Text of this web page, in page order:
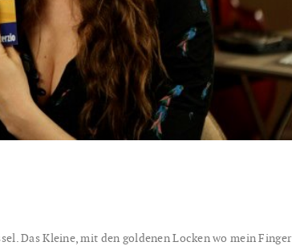
Das Kleine, mit den goldenen Locken wo mein Finger